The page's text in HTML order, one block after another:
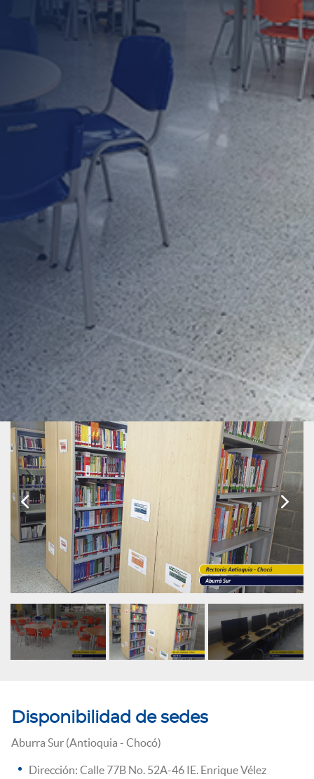
 
Disponibilidad de sedes
Aburra Sur (Antioquia - Chocó)
Dirección: Calle 77B No. 52A-46 IE. Enrique Vélez